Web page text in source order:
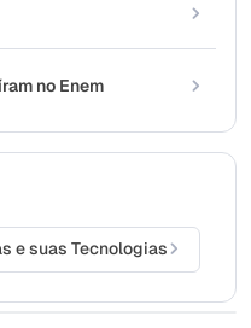
no Enem
e suas Tecnologias